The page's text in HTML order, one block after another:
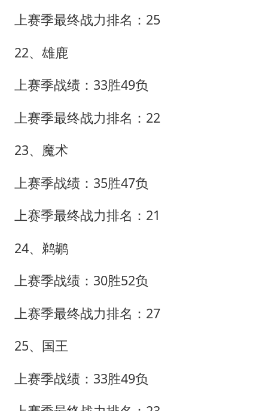
上赛季最终战力排名：25
22、雄鹿
上赛季战绩：33胜49负
上赛季最终战力排名：22
23、魔术
上赛季战绩：35胜47负
上赛季最终战力排名：21
24、鹈鹕
上赛季战绩：30胜52负
上赛季最终战力排名：27
25、国王
上赛季战绩：33胜49负